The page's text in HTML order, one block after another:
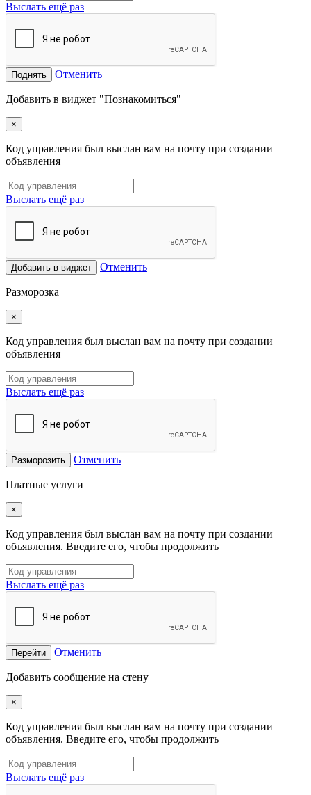
Выслать ещё раз
Поднять Отменить
Добавить в виджет "Познакомиться"
×
Код управления был выслан вам на почту при создании
объявления
Выслать ещё раз
Добавить в виджет Отменить
Разморозка
×
Код управления был выслан вам на почту при создании
объявления
Выслать ещё раз
Разморозить Отменить
Платные услуги
×
Код управления был выслан вам на почту при создании
объявления. Введите его, чтобы продолжить
Выслать ещё раз
Перейти Отменить
Добавить сообщение на стену
×
Код управления был выслан вам на почту при создании
объявления. Введите его, чтобы продолжить
Выслать ещё раз